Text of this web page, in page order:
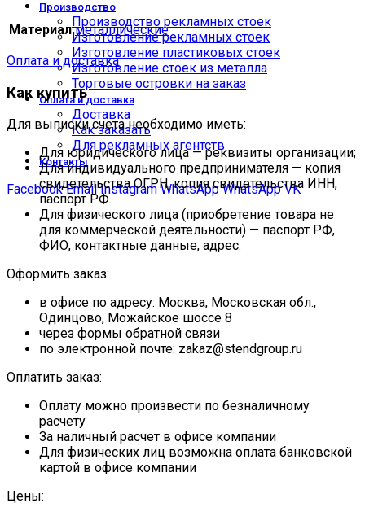
Производство
Производство рекламных стоек
Изготовление рекламных стоек
Изготовление пластиковых стоек
Изготовление стоек из металла
Торговые островки на заказ
Оплата и доставка
Доставка
Как заказать
Для рекламных агентств
Контакты
Facebook Email Instagram WhatsApp WhatsApp VK
Материал металлические
Оплата и доставка
Как купить
Для выписки счета необходимо иметь:
Для юридического лица — реквизиты организации;
Для индивидуального предпринимателя — копия
свидетельства ОГРН, копия свидетельства ИНН,
паспорт РФ.
Для физического лица (приобретение товара не
для коммерческой деятельности) — паспорт РФ,
ФИО, контактные данные, адрес.
Оформить заказ:
в офисе по адресу: Москва, Московская обл.,
Одинцово, Можайское шоссе 8
через формы обратной связи
по электронной почте: zakaz@stendgroup.ru
Оплатить заказ:
Оплату можно произвести по безналичному
расчету
За наличный расчет в офисе компании
Для физических лиц возможна оплата банковской
картой в офисе компании
Цены: